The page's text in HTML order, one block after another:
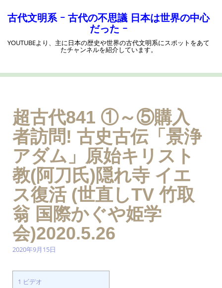
キ
古代文明系 ｰ 古代の不思議 日本は世界の中心
だった ｰ
YOUTUBEより、主に日本の歴史や世界の古代文明系にスポットをあて
たチャンネルを紹介しています。
超古代841 ①～⑤購入
者訪問! 古史古伝「景浄
アダム」原始キリスト
教(阿刀氏)隠れ寺 イエ
ス復活 (世直しTV 竹取
翁 国際かぐや姫学
会)2020.5.26
2020年9月15日
1 ビデオ